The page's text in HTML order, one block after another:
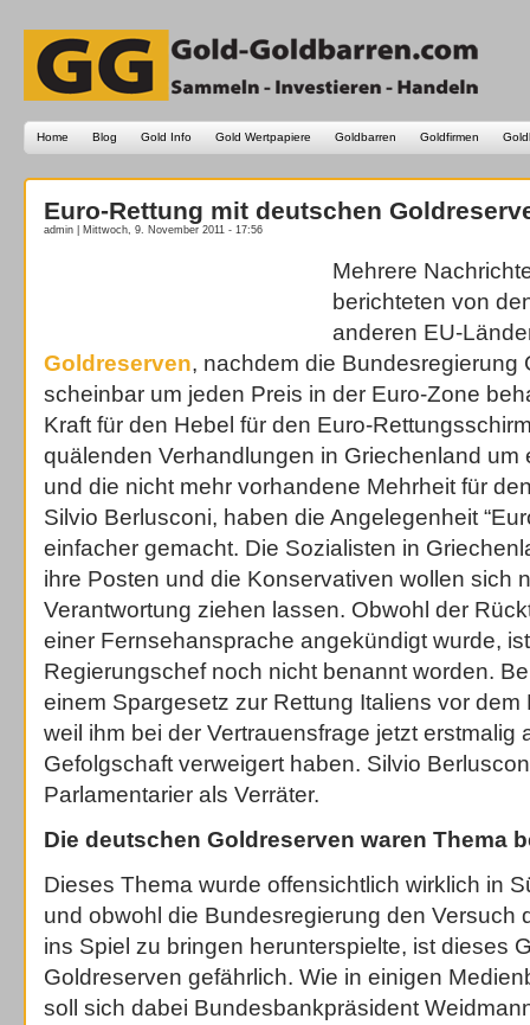
Home Blog Gold Info Gold Wertpapiere Goldbarren Goldfirmen
Euro-Rettung mit deutschen
admin | Mittwoch, 9. November 2011 - 17:56
Mehrere
berichteten von
anderen EU-
Goldreserven, nachdem die Bundesregierung
scheinbar um jeden Preis in der Euro-Zone
Kraft für den Hebel für den Euro-
quälenden Verhandlungen in Griechenland um
und die nicht mehr vorhandene Mehrheit für
Silvio Berlusconi, haben die Angelegenheit
einfacher gemacht. Die Sozialisten in
ihre Posten und die Konservativen wollen sich
Verantwortung ziehen lassen. Obwohl der
einer Fernsehansprache angekündigt wurde,
Regierungschef noch nicht benannt worden.
einem Spargesetz zur Rettung Italiens vor dem
weil ihm bei der Vertrauensfrage jetzt erstmalig
Gefolgschaft verweigert haben. Silvio
Parlamentarier als Verräter.
Die deutschen Goldreserven waren Thema
Dieses Thema wurde offensichtlich wirklich in
und obwohl die Bundesregierung den Versuch
ins Spiel zu bringen herunterspielte, ist dieses
Goldreserven gefährlich. Wie in einigen
soll sich dabei Bundesbankpräsident